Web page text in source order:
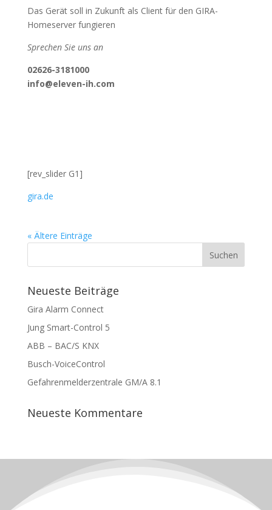
Das Gerät soll in Zukunft als Client für den GIRA-
Homeserver fungieren
Sprechen Sie uns an
02626-3181000
info@eleven-ih.com
[rev_slider G1]
gira.de
« Ältere Einträge
Neueste Beiträge
Gira Alarm Connect
Jung Smart-Control 5
ABB – BAC/S KNX
Busch-VoiceControl
Gefahrenmelderzentrale GM/A 8.1
Neueste Kommentare